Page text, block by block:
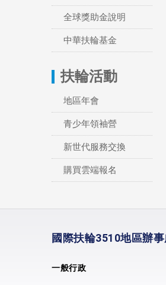
全球獎助金說明
中華扶輪基金
扶輪活動
地區年會
青少年領袖營
新世代服務交換
購買雲端報名
國際扶輪3510地區辦
一般行政